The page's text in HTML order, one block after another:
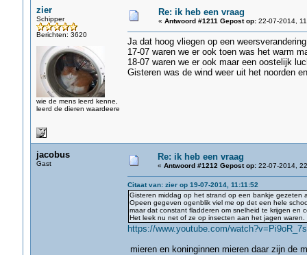
zier
Schipper
Berichten: 3620
wie de mens leerd kenne,
leerd de dieren waardeere
Re: ik heb een vraag
« Antwoord #1211 Gepost op:22-07-2014,
Ja dat hoog vliegen op een
17-07 waren we er ook toen was het warm
18-07 waren we er ook maar een oostelijk
Gisteren was de wind weer uit het noorden
jacobus
Gast
Re: ik heb een vraag
« Antwoord #1212 Gepost op:22-07-2014,
Citaat van: zier op 19-07-2014, 11:11:52
Gisteren middag op het strand op een bankje gezeten
Opeen gegeven ogenblik viel me op det een hele
maar dat constant fladderen om snelheid te krijgen
Het leek nu net of ze op insecten aan het jagen waren.
https://www.youtube.com/
mieren en koninginnen mieren daar zijn de